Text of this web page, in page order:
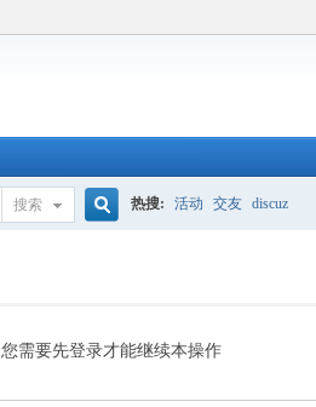
搜索
索
热搜: 活动 交友 discuz
您需要先登录才能继续本操作